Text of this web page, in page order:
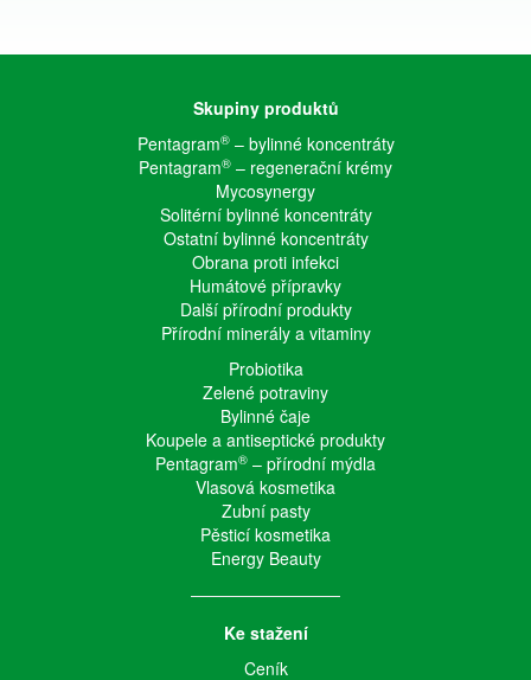
Skupiny produktů
Pentagram®– bylinné koncentráty
Pentagram® – regenerační krémy
Mycosynergy
Solitérní bylinné koncentráty
Ostatní bylinné koncentráty
Obrana proti infekci
Humátové přípravky
Další přírodní produkty
Přírodní minerály a vitaminy
Probiotika
Zelené potraviny
Bylinné čaje
Koupele a antiseptické produkty
Pentagram® – přírodní mýdla
Vlasová kosmetika
Zubní pasty
Pěsticí kosmetika
Energy Beauty
Ke stažení
Ceník